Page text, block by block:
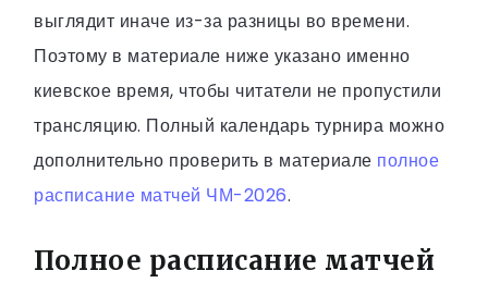
выглядит иначе из-за разницы во времени.
Поэтому в материале ниже указано именно
киевское время, чтобы читатели не пропустили
трансляцию. Полный календарь турнира можно
дополнительно проверить в материале полное
расписание матчей ЧМ-2026.
Полное расписание матчей